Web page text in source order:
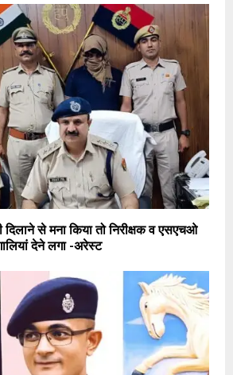
दिलाने से मना किया तो निरीक्षक व एसएचओ
देने लगा -अरेस्ट